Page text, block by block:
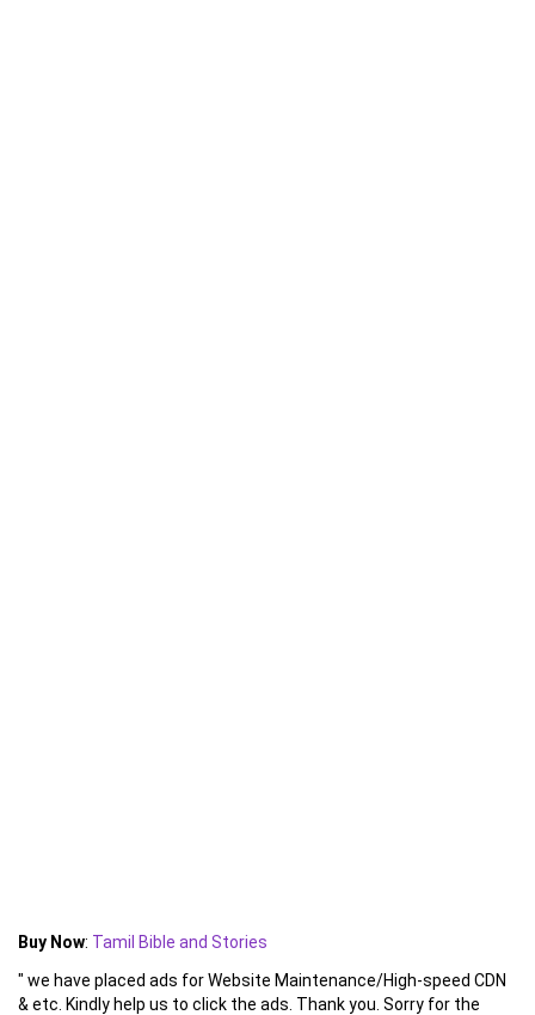
Buy Now: Tamil Bible and Stories
" we have placed ads for Website Maintenance/High-speed CDN
& etc. Kindly help us to click the ads. Thank you. Sorry for the